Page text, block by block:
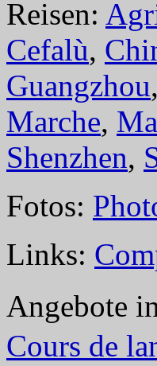
Reisen:
Cefalù,
Guangzhou,
Marche,
Shenzhen,
Fotos:
Links:
Angebote
Cours de